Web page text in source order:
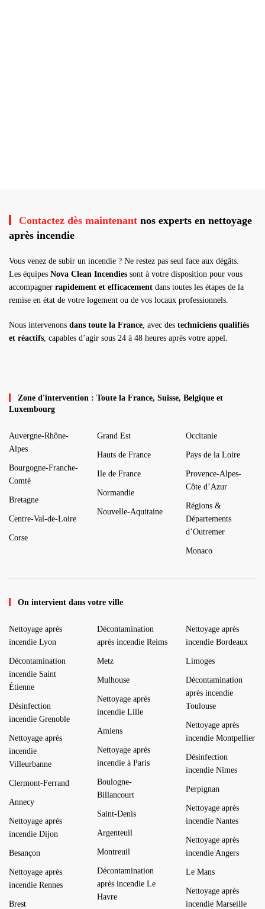
Contactez dès maintenant nos experts en nettoyage
après incendie
Vous venez de subir un incendie ? Ne restez pas seul face aux dégâts.
Les équipes Nova Clean Incendies sont à votre disposition pour vous
accompagner rapidement et efficacement dans toutes les étapes de la
remise en état de votre logement ou de vos locaux professionnels.
Nous intervenons dans toute la France , avec des techniciens qualifiés
et réactifs , capables d’agir sous 24 à 48 heures après votre appel.
Zone d'intervention : Toute la France, Suisse, Belgique et
Luxembourg
Auvergne-Rhône-
Alpes
Bourgogne-Franche-
Comté
Bretagne
Centre-Val-de-Loire
Corse
Grand Est
Hauts de France
Ile de France
Normandie
Nouvelle-Aquitaine
Occitanie
Pays de la Loire
Provence-Alpes-
Côte d’Azur
Régions &
Départements
d’Outremer
Monaco
On intervient dans votre ville
Nettoyage après
incendie Lyon
Décontamination
incendie Saint
Étienne
Désinfection
incendie Grenoble
Nettoyage après
incendie
Villeurbanne
Clermont-Ferrand
Annecy
Nettoyage après
incendie Dijon
Besançon
Nettoyage après
incendie Rennes
Brest
Décontamination
après incendie Reims
Metz
Mulhouse
Nettoyage après
incendie Lille
Amiens
Nettoyage après
incendie à Paris
Boulogne-
Billancourt
Saint-Denis
Argenteuil
Montreuil
Décontamination
après incendie Le
Havre
Nettoyage après
incendie Bordeaux
Limoges
Décontamination
après incendie
Toulouse
Nettoyage après
incendie Montpellier
Désinfection
incendie Nîmes
Perpignan
Nettoyage après
incendie Nantes
Nettoyage après
incendie Angers
Le Mans
Nettoyage après
incendie Marseille